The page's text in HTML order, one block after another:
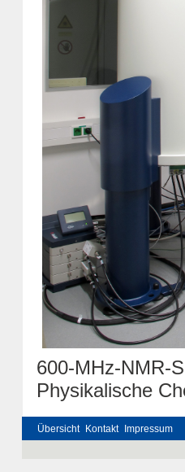
600-MHz-NMR-
Physikalische
Übersicht Kontakt Impressum